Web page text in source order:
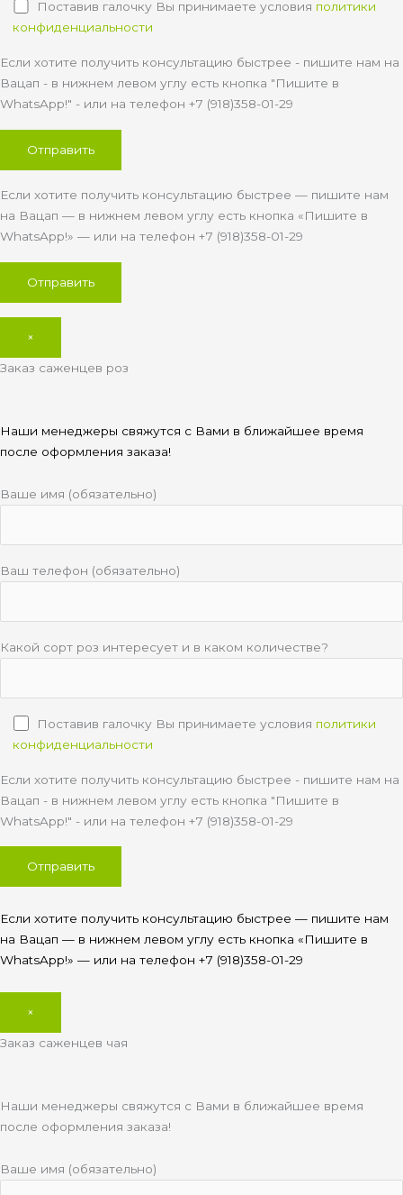
Поставив галочку Вы принимаете условия политики
конфиденциальности
Если хотите получить консультацию быстрее - пишите нам на
Вацап - в нижнем левом углу есть кнопка "Пишите в
WhatsApp!" - или на телефон +7 (918)358-01-29
Если хотите получить консультацию быстрее — пишите нам
на Вацап — в нижнем левом углу есть кнопка «Пишите в
WhatsApp!» — или на телефон +7 (918)358-01-29
×
Заказ саженцев роз
Наши менеджеры свяжутся с Вами в ближайшее время
после оформления заказа!
Ваше имя (обязательно)
Ваш телефон (обязательно)
Какой сорт роз интересует и в каком количестве?
Поставив галочку Вы принимаете условия политики
конфиденциальности
Если хотите получить консультацию быстрее - пишите нам на
Вацап - в нижнем левом углу есть кнопка "Пишите в
WhatsApp!" - или на телефон +7 (918)358-01-29
Если хотите получить консультацию быстрее — пишите нам
на Вацап — в нижнем левом углу есть кнопка «Пишите в
WhatsApp!» — или на телефон +7 (918)358-01-29
×
Заказ саженцев чая
Наши менеджеры свяжутся с Вами в ближайшее время
после оформления заказа!
Ваше имя (обязательно)